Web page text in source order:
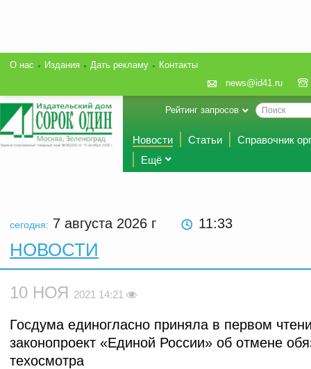
О нас Издания Дать рекламу
Контакты
news@id41.ru
Рейтинг запросов
Новости Статьи
Справочник
Ещё
сегодня: 7 августа 2026 г 11:33
НОВОСТИ
10 НОЯ 2021 14:21
Госдума единогласно приняла в первом
законопроект «Единой России» об отмене
техосмотра